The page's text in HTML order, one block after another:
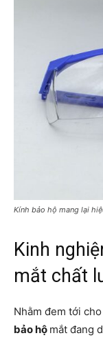
Kính bảo hộ mang lại
Kinh
mắt chất
Nhằm đem tới
bảo hộ mắt đang